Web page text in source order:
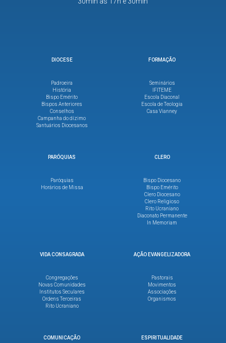
DIOCESE
Padroeira
História
Bispo Emérito
Bispos Anteriores
Conselhos
Campanha do dízimo
Santuários Diocesanos
FORMAÇÃO
Seminários
IFITEME
Escola Diaconal
Escola de Teologia
Casa Vianney
PARÓQUIAS
Paróquias
Horários de Missa
CLERO
Bispo Diocesano
Bispo Emérito
Clero Diocesano
Clero Religioso
Rito Ucraniano
Diaconato Permanente
In Memoriam
VIDA CONSAGRADA
Congregações
Novas Comunidades
Institutos Seculares
Ordens Terceiras
Rito Ucraniano
AÇÃO EVANGELIZADORA
Pastorais
Movimentos
Associações
Organismos
COMUNICAÇÃO ESPIRITUALIDADE